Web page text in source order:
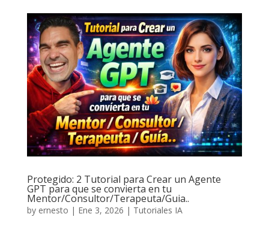
Protegido: 2 Tutorial para Crear un Agente
GPT para que se convierta en tu
Mentor/Consultor/Terapeuta/Guia..
by ernesto | Ene 3, 2026 | Tutoriales IA